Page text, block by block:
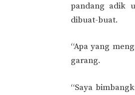
pandang adik
dibuat-buat.
“Apa yang
garang.
“Saya